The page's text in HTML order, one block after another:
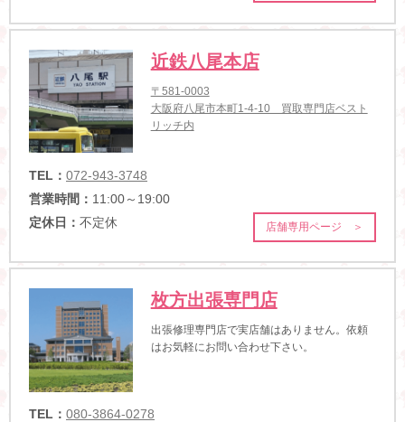
近鉄八尾本店
〒581-0003
大阪府八尾市本町1-4-10 買取専門店ベスト
リッチ内
TEL： 072-943-3748
営業時間： 11:00～19:00
定休日： 不定休 店舗専用ページ ＞
枚方出張専門店
出張修理専門店で実店舗はありません。依頼
はお気軽にお問い合わせ下さい。
TEL： 080-3864-0278